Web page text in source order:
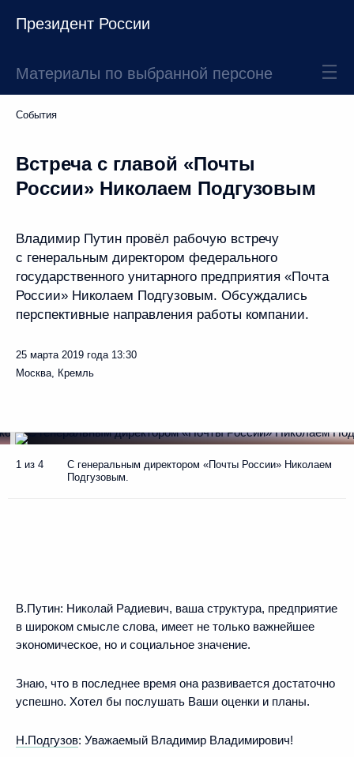
Президент России
Материалы по выбранной персоне
События
Встреча с главой «Почты
России» Николаем Подгузовым
Владимир Путин провёл рабочую встречу
с генеральным директором федерального
государственного унитарного предприятия «Почта
России» Николаем Подгузовым. Обсуждались
перспективные направления работы компании.
25 марта 2019 года 13:30
Москва, Кремль
1 из 4
С генеральным директором «Почты России» Николаем
Подгузовым.
В.Путин: Николай Радиевич, ваша структура, предприятие
в широком смысле слова, имеет не только важнейшее
экономическое, но и социальное значение.
Знаю, что в последнее время она развивается достаточно
успешно. Хотел бы послушать Ваши оценки и планы.
Н.Подгузов: Уважаемый Владимир Владимирович!